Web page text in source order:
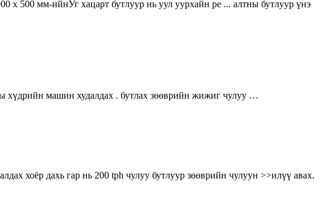
х 500 мм-ийнУг хацарт бутлуур нь уул уурхайн pe ... алтны бутлуур үнэ
хүдрийн машин худалдах . бутлах зөөврийн жижиг чулуу …
хоёр дахь гар нь 200 tph чулуу бутлуур зөөврийн чулуун >>илүү авах.